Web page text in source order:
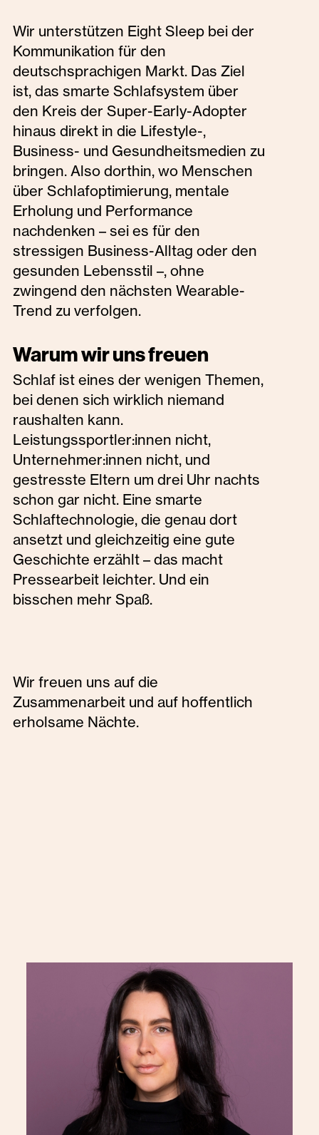
Wir unterstützen Eight Sleep bei der
Kommunikation für den
deutschsprachigen Markt. Das Ziel
ist, das smarte Schlafsystem über
den Kreis der Super-Early-Adopter
hinaus direkt in die Lifestyle-,
Business- und Gesundheitsmedien zu
bringen. Also dorthin, wo Menschen
über Schlafoptimierung, mentale
Erholung und Performance
nachdenken – sei es für den
stressigen Business-Alltag oder den
gesunden Lebensstil –, ohne
zwingend den nächsten Wearable-
Trend zu verfolgen.
Warum wir uns freuen
Schlaf ist eines der wenigen Themen,
bei denen sich wirklich niemand
raushalten kann.
Leistungssportler:innen nicht,
Unternehmer:innen nicht, und
gestresste Eltern um drei Uhr nachts
schon gar nicht. Eine smarte
Schlaftechnologie, die genau dort
ansetzt und gleichzeitig eine gute
Geschichte erzählt – das macht
Pressearbeit leichter. Und ein
bisschen mehr Spaß.
Wir freuen uns auf die
Zusammenarbeit und auf hoffentlich
erholsame Nächte.